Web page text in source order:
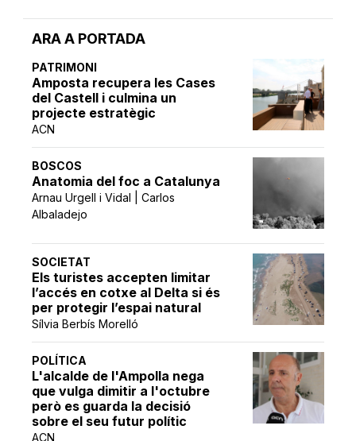
ARA A PORTADA
PATRIMONI
Amposta recupera les Cases
del Castell i culmina un
projecte estratègic
ACN
BOSCOS
Anatomia del foc a Catalunya
Arnau Urgell i Vidal | Carlos
Albaladejo
SOCIETAT
Els turistes accepten limitar
l’accés en cotxe al Delta si és
per protegir l’espai natural
Sílvia Berbís Morelló
POLÍTICA
L'alcalde de l'Ampolla nega
que vulga dimitir a l'octubre
però es guarda la decisió
sobre el seu futur polític
ACN